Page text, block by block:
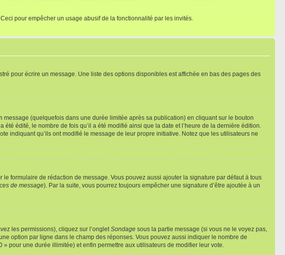
pour empêcher un usage abusif de la fonctionnalité par les invités.
pour écrire un message. Une liste des options disponibles est affichée en bas des pages des
(quelquefois dans une durée limitée après sa publication) en cliquant sur le bouton
édité, le nombre de fois qu’il a été modifié ainsi que la date et l’heure de la dernière édition.
indiquant qu’ils ont modifié le message de leur propre initiative. Notez que les utilisateurs ne
le formulaire de rédaction de message. Vous pouvez aussi ajouter la signature par défaut à tous
de message). Par la suite, vous pourrez toujours empêcher une signature d’être ajoutée à un
les permissions), cliquez sur l’ongletSondage sous la partie message (si vous ne le voyez pas,
option par ligne dans le champ des réponses. Vous pouvez aussi indiquer le nombre de
pour une durée illimitée) et enfin permettre aux utilisateurs de modifier leur vote.